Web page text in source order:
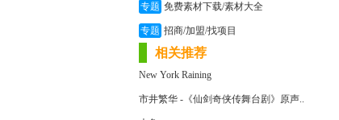
专题 免费素材下载/素材大全
专题 招商/加盟/找项目
相关推荐
New York Raining
市井繁华 -《仙剑奇侠传舞台剧》原声..